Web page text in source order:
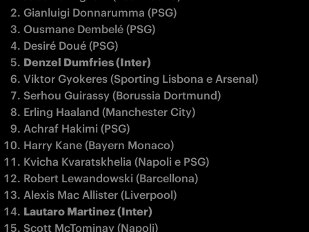
Gianluigi Donnarumma (PSG)
Ousmane Dembelé (PSG)
Desiré Doué (PSG)
Denzel Dumfries (Inter)
Viktor Gyokeres (Sporting Lisbona e Arsenal)
Serhou Guirassy (Borussia Dortmund)
Erling Haaland (Manchester City)
Achraf Hakimi (PSG)
Harry Kane (Bayern Monaco)
Kvicha Kvaratskhelia (Napoli e PSG)
Robert Lewandowski (Barcellona)
Alexis Mac Allister (Liverpool)
Lautaro Martinez (Inter)
Scott McTominay (Napoli)